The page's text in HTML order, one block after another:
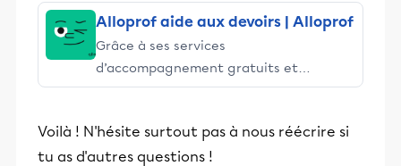
Alloprof aide aux devoirs | Alloprof
Grâce à ses services
d’accompagnement gratuits et
stimulants, Alloprof engage les élèves
éducative.
Voilà ! N'hésite surtout pas à nous réécrire si
tu as d'autres questions !